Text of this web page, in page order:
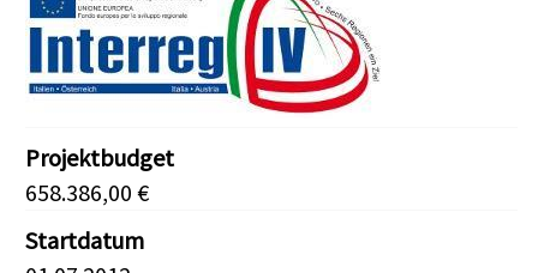
Projektbudget
658.386,00 €
Startdatum